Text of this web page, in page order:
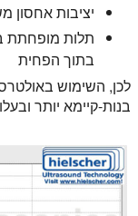
יציבות אחסון
תלות מופחתת
בתוך הפחית
לכן, השימוש
בנות-קיימא יותר